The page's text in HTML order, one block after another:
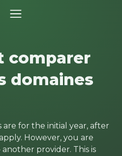
comparer
domaines
are for the initial year, after
However, you are
provider. This is